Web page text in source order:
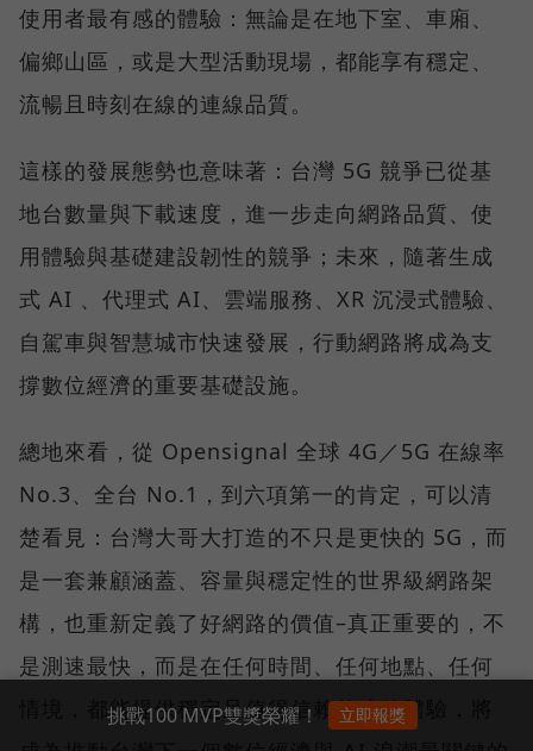
使用者最有感的體驗：無論是在地下室、車廂、
偏鄉山區，或是大型活動現場，都能享有穩定、
流暢且時刻在線的連線品質。
這樣的發展態勢也意味著：台灣 5G 競爭已從基
地台數量與下載速度，進一步走向網路品質、使
用體驗與基礎建設韌性的競爭；未來，隨著生成
式 AI 、代理式 AI、雲端服務、XR 沉浸式體驗、
自駕車與智慧城市快速發展，行動網路將成為支
撐數位經濟的重要基礎設施。
總地來看，從 Opensignal 全球 4G／5G 在線率
No.3、全台 No.1，到六項第一的肯定，可以清
楚看見：台灣大哥大打造的不只是更快的 5G，而
是一套兼顧涵蓋、容量與穩定性的世界級網路架
構，也重新定義了好網路的價值–真正重要的，不
是測速最快，而是在任何時間、任何地點、任何
情境，都能提供穩定且值得信賴的連線體驗，將
挑戰100 MVP雙獎榮耀！ 立即報獎